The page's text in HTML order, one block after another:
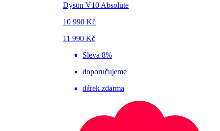
Dyson V10 Absolute
10 990 Kč
11 990 Kč
Sleva 8%
doporučujeme
dárek zdarma